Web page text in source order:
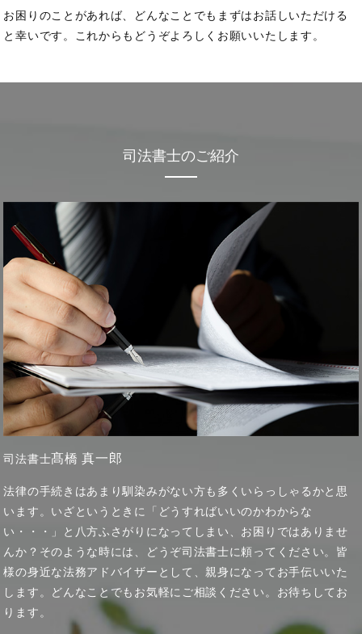
お困りのことがあれば、どんなことでもまずはお話しいただける
と幸いです。 これからもどうぞよろしくお願いいたします。
司法書士のご紹介
司法書士髙橋 真一郎
法律の手続きはあまり馴染みがない方も多くいらっしゃるかと思
います。 いざというときに「どうすればいいのかわからな
い・・・」と八方ふさがりになってしまい、お困りではありませ
んか？そのような時には、どうぞ司法書士に頼ってください。 皆
様の身近な法務アドバイザーとして、親身になってお手伝いいた
します。
どんなことでもお気軽にご相談ください。お待ちしてお
ります。